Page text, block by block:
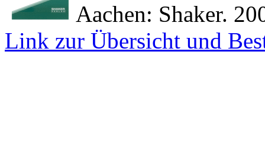
Aachen: Shaker.
Link zur Übersicht und